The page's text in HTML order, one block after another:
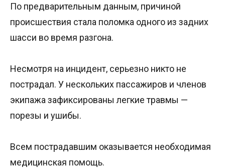
По предварительным данным, причиной
происшествия стала поломка одного из задних
шасси во время разгона.
Несмотря на инцидент, серьезно никто не
пострадал. У нескольких пассажиров и членов
экипажа зафиксированы легкие травмы —
порезы и ушибы.
Всем пострадавшим оказывается необходимая
медицинская помощь.